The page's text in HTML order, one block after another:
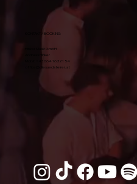
KONTAKT / BOOKING
Hinker Music GmbH
Andreas Hinker
+43 664 16 321 54
office@diesuedsteirer.at